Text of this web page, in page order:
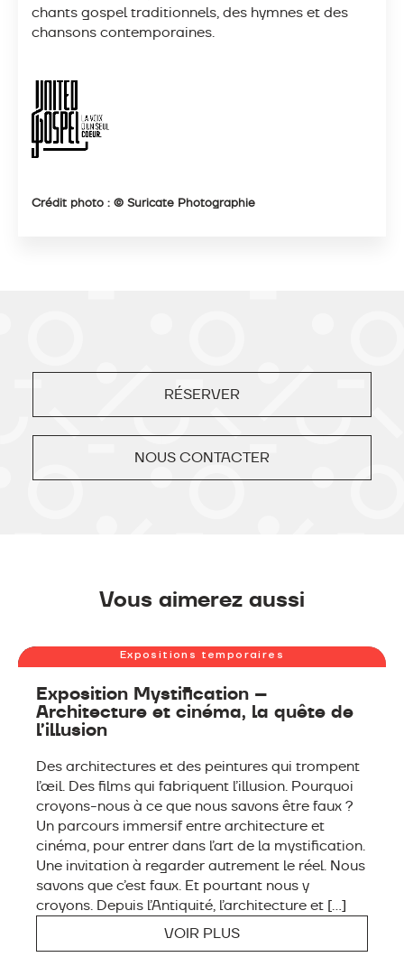
chantsgospeltraditionnels, des hymnes et des
chansons contemporaines.
Crédit photo : © Suricate Photographie
RÉSERVER
NOUS CONTACTER
Vous aimerez aussi
JUSQU’AU 28 FÉVRIER 2027
Expositions temporaires
Exposition Mystification –
Architecture et cinéma, la quête de
l’illusion
Des architectures et des peintures qui trompent
l’œil. Des films qui fabriquent l’illusion. Pourquoi
croyons-nous à ce que nous savons être faux ?
Un parcours immersif entre architecture et
cinéma, pour entrer dans l’art de la mystification.
Une invitation à regarder autrement le réel. Nous
savons que c’est faux. Et pourtant nous y
croyons. Depuis l’Antiquité, l’architecture et […]
VOIR PLUS